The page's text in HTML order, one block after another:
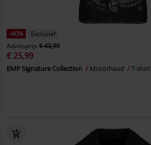
-40%
Exclusief
Adviesprijs € 43,99
€ 25,99
EMP Signature Collection Motörhead T-shirt